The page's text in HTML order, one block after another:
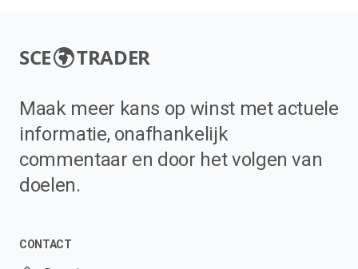
SCE TRADER
Maak meer kans op winst met actuele
informatie, onafhankelijk
commentaar en door het volgen van
doelen.
CONTACT